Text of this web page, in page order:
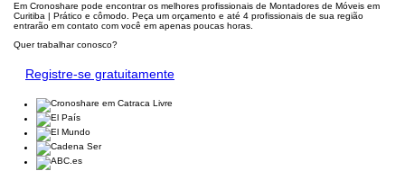
Em Cronoshare pode encontrar os melhores profissionais de Montadores de Móveis em
Curitiba | Prático e cômodo. Peça um orçamento e até 4 profissionais de sua região
entrarão em contato com você em apenas poucas horas.
Quer trabalhar conosco?
Registre-se gratuitamente